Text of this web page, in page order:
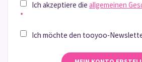
Ich akzeptiere die allgemeinen
*
Ich möchte den tooyoo-